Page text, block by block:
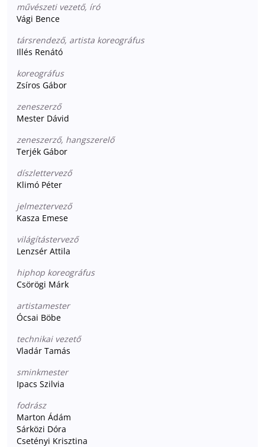
művészeti vezető, író
Vági Bence
társrendező, artista koreográfus
Illés Renátó
koreográfus
Zsíros Gábor
zeneszerző
Mester Dávid
zeneszerző, hangszerelő
Terjék Gábor
díszlettervező
Klimó Péter
jelmeztervező
Kasza Emese
világítástervező
Lenzsér Attila
hiphop koreográfus
Csörögi Márk
artistamester
Ócsai Böbe
technikai vezető
Vladár Tamás
sminkmester
Ipacs Szilvia
fodrász
Marton Ádám
Sárközi Dóra
Csetényi Krisztina